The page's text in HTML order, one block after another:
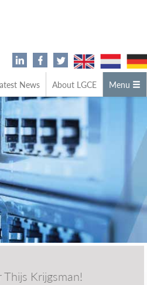
News About LGCE Menu
Krijgsman!